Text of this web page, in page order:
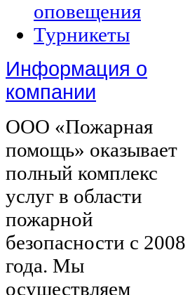
оповещения
Турникеты
Информация о
компании
ООО «Пожарная
помощь» оказывает
полный комплекс
услуг в области
пожарной
безопасности с 2008
года. Мы
осуществляем